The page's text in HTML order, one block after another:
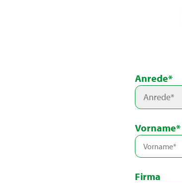
Anrede*
Anrede*
Vorname*
Firma